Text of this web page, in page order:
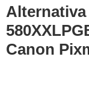
Alternativa
Canon